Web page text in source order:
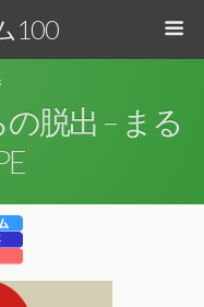
100
脱出 – まる